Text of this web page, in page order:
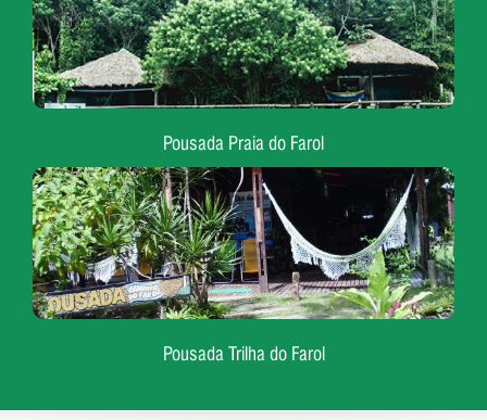
Pousada Praia do Farol
Pousada Trilha do Farol